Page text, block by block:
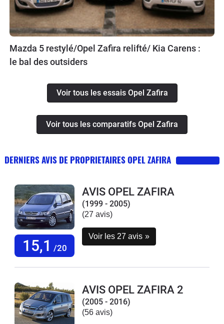
Mazda 5 restylé/Opel Zafira relifté/ Kia Carens :
le bal des outsiders
Voir tous les essais Opel Zafira
Voir tous les comparatifs Opel Zafira
DERNIERS AVIS DE PROPRIETAIRES OPEL ZAFIRA
15,1 /20
AVIS OPEL ZAFIRA
(1999 - 2005)
(27 avis)
Voir les 27 avis »
AVIS OPEL ZAFIRA 2
(2005 - 2016)
(56 avis)